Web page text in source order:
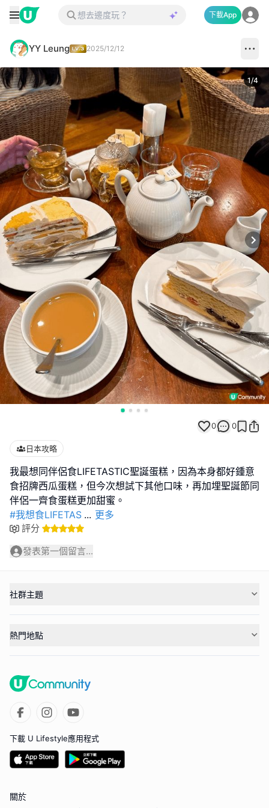
下載App
YY Leung 2025/12/12
1/4
0 0
日本攻略
我最想同伴侶食LIFETASTIC聖誕蛋糕，因為本身都好鍾意
食招牌西瓜蛋糕，但今次想試下其他口味，再加埋聖誕節同
#我想食LIFETAS ... 更多
評分
發表第一個留言...
社群主題
熱門地點
下載 U Lifestyle應用程式
關於